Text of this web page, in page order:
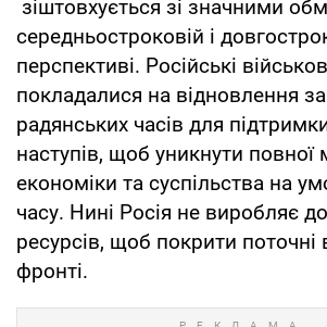
зіштовхується зі значними
середньостроковій і
перспективі. Російські
покладалися на відновлення
радянських часів для
наступів, щоб уникнути повної
економіки та суспільства на
часу. Нині Росія не виробляє
ресурсів, щоб покрити поточні
фронті.